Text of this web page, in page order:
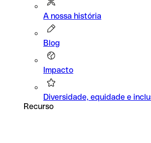
A nossa história
Blog
Impacto
Diversidade, equidade e
Recurso